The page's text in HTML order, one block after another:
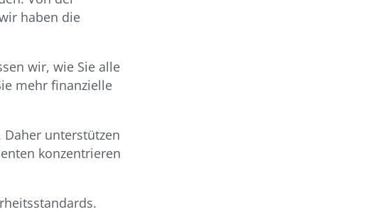
haben die
wir, wie Sie alle
mehr finanzielle
unterstützen
konzentrieren